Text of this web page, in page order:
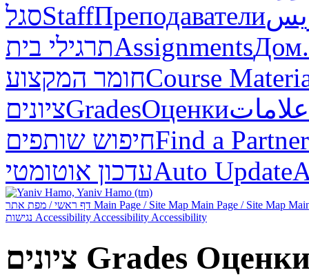
סגלStaffПреподаватели
תרגילי ביתAssignmentsДом.
חומר המקצועCourse
ציוניםGradesОценкиعلامات
חיפוש שותפיםFind a Partner
עדכון אוטומטיAuto Update
Main Page / Site Map Main Page / Site Map
Accessibility Accessibility Accessibility
ציונים Grades